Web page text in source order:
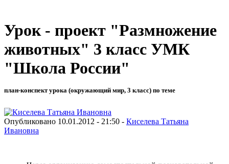
Урок - проект "Размножение
животных" 3 класс УМК
"Школа России"
план-конспект урока (окружающий мир, 3 класс) по теме
Опубликовано 10.01.2012 - 21:50 - Киселева Татьяна
Ивановна